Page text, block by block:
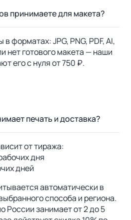
принимаете для макета?
форматах: JPG, PNG, PDF, AI,
нет готового макета — наши
его с нуля от 750 ₽.
печать и доставка?
от тиража:
дня
дней
автоматически в
способа и региона.
России занимает от 2 до 5